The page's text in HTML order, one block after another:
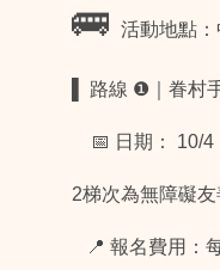
🚌 活動地點
路線 ❶｜眷村
📅 日期： 10/
2梯次為無障礙友
📍 報名費用：